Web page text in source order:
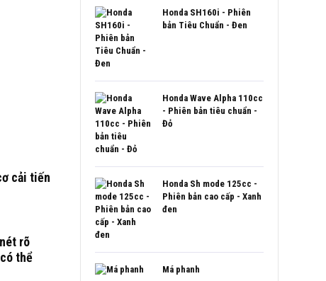
cải tiến
rõ
thể
Honda SH160i - Phiên
bản Tiêu Chuẩn - Đen
Honda Wave Alpha 110cc
- Phiên bản tiêu chuẩn -
Đỏ
Honda Sh mode 125cc -
Phiên bản cao cấp - Xanh
đen
Má phanh